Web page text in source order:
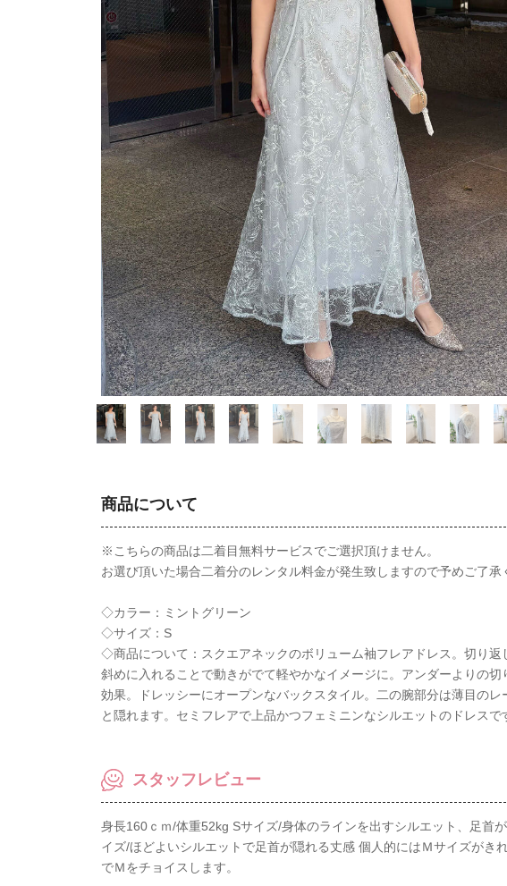
商品について
※こちらの商品は二着目無料サービスでご選択頂けません。
お選び頂いた場合二着分のレンタル料金が発生致しますので予めご了承
◇カラー：ミントグリーン
◇サイズ：S
◇商品について：スクエアネックのボリューム袖フレアドレス。切り返
斜めに入れることで動きがでて軽やかなイメージに。アンダーよりの切
効果。ドレッシーにオープンなバックスタイル。二の腕部分は薄目のレ
と隠れます。セミフレアで上品かつフェミニンなシルエットのドレスで
スタッフレビュー
身長160ｃｍ/体重52kg Sサイズ/身体のラインを出すシルエット、足首
イズ/ほどよいシルエットで足首が隠れる丈感 個人的にはＭサイズがき
でＭをチョイスします。